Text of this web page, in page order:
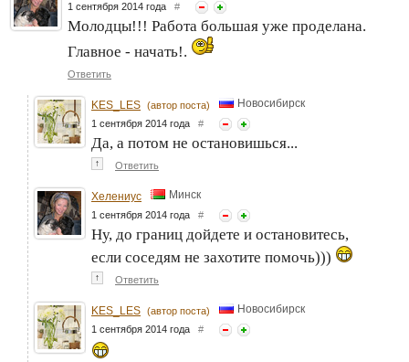
1 сентября 2014 года #
Молодцы!!! Работа большая уже проделана.
Главное - начать!.
Ответить
KES_LES (автор поста) Новосибирск
1 сентября 2014 года #
Да, а потом не остановишься...
↑ Ответить
Хелениус Минск
1 сентября 2014 года #
Ну, до границ дойдете и остановитесь,
если соседям не захотите помочь)))
↑ Ответить
KES_LES (автор поста) Новосибирск
1 сентября 2014 года #